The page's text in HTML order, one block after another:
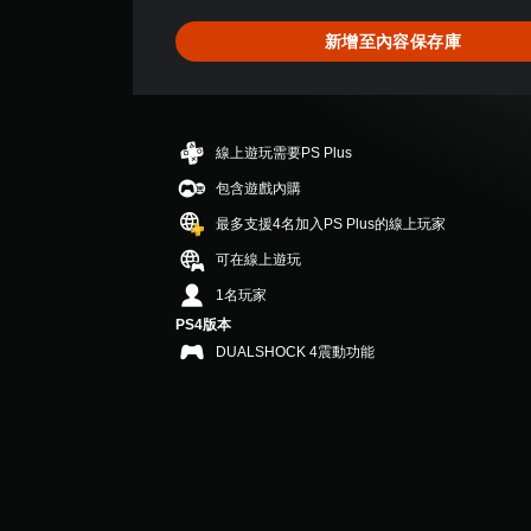
4
.
7
星
（
滿
分
5
顆
星
）
，
共
5
新增至內容保存庫
線上遊玩需要PS Plus
包含遊戲內購
最多支援4名加入PS Plus的線上玩家
可在線上遊玩
1名玩家
PS4版本
DUALSHOCK 4震動功能